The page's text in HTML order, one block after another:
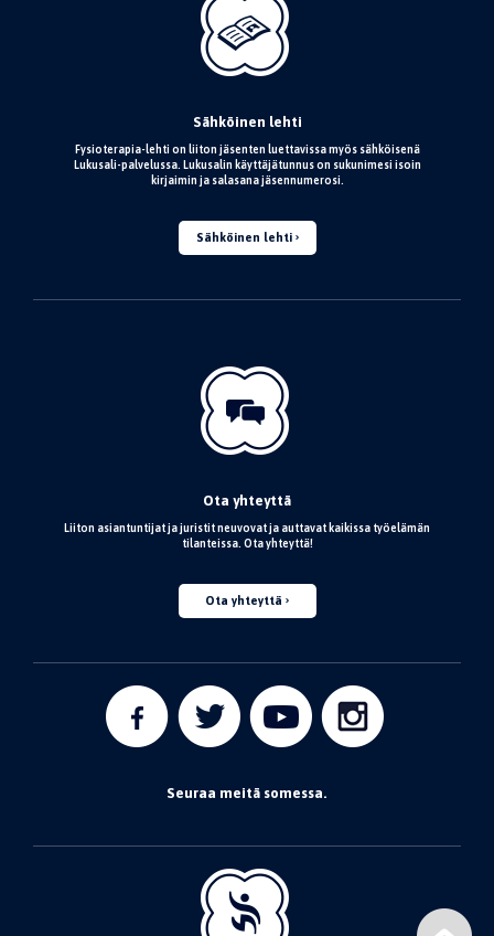
Sähköinen lehti
Fysioterapia-lehti on liiton jäsenten luettavissa myös sähköisenä
Lukusali-palvelussa. Lukusalin käyttäjätunnus on sukunimesi isoin
kirjaimin ja salasana jäsennumerosi.
Sähköinen lehti
Ota yhteyttä
Liiton asiantuntijat ja juristit neuvovat ja auttavat kaikissa työelämän
tilanteissa. Ota yhteyttä!
Ota yhteyttä
Seuraa meitä somessa.